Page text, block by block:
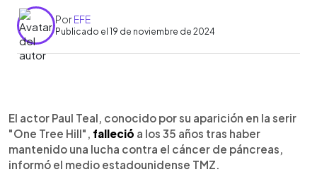
PorEFE
Publicado el 19 de noviembre de 2024
► Escuchar artículo
El actor Paul Teal, conocido por su aparición en la serir
"One Tree Hill", falleció a los 35 años tras haber
mantenido una lucha contra el cáncer de páncreas,
informó el medio estadounidense TMZ.